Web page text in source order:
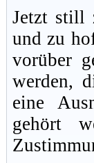
Jetzt still
und zu
vorüber
werden,
eine
gehört